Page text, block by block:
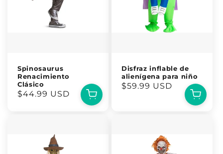
Spinosaurus
Renacimiento
Clásico
Precio
$44.99 USD
Disfraz inflable de
alienígena para niño
Precio
$59.99 USD